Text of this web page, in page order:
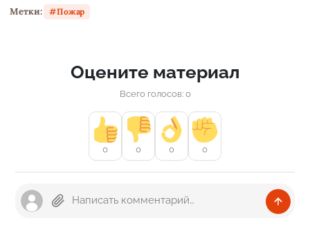
Метки: Пожар
Оцените материал
Всего голосов: 0
0 0 0 0